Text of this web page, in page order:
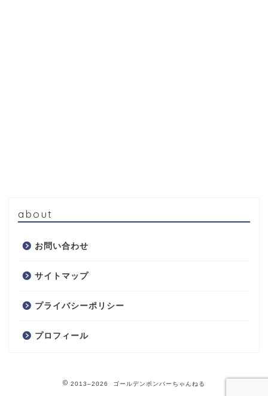
about
お問い合わせ
サイトマップ
プライバシーポリシー
プロフィール
2013–2026 ゴールデンボンバーちゃんねる